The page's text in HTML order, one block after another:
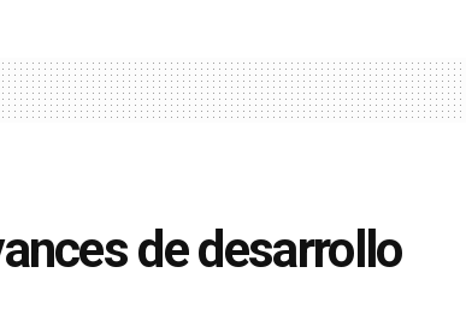
de desarrollo